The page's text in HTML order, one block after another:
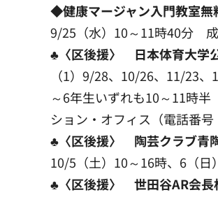
◆健康マージャン入門教室無
9/25（水）10～11時40分 成
♣〈区後援〉 日本体育大学
（1）9/28、10/26、11/23
～6年生いずれも10～11時
ション・オフィス（電話番号
♣〈区後援〉 陶芸クラブ青
10/5（土）10～16時、6（日
♣〈区後援〉 世田谷AR会長